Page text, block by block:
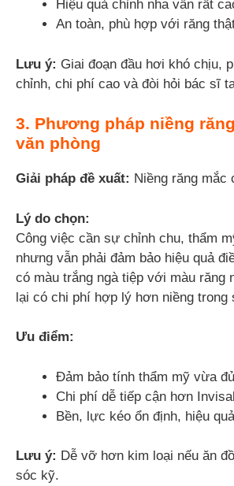
Hiệu quả chỉnh nha vẫn rất
An toàn, phù hợp với răng
Lưu ý: Giai đoạn đầu hơi khó chịu,
chỉnh, chi phí cao và đòi hỏi bác sĩ
3. Phương pháp niềng
văn phòng
Giải pháp đề xuất: Niềng răng mắc
Lý do chọn:
Công việc cần sự chỉnh chu, thẩm
nhưng vẫn phải đảm bảo hiệu quả
có màu trắng ngà tiệp với màu răng
lại có chi phí hợp lý hơn niềng trong
Ưu điểm:
Đảm bảo tính thẩm mỹ vừa
Chi phí dễ tiếp cận hơn
Bền, lực kéo ổn định, hiệu
Lưu ý: Dễ vỡ hơn kim loại nếu ăn
sóc kỹ.